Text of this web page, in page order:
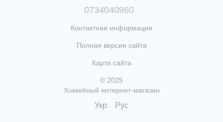
0734040960
Контактная информация
Полная версия сайта
Карта сайта
© 2025
Хоккейный интернет-магазин
Укр Рус